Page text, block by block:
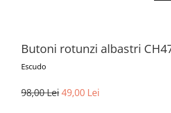
Butoni rotunzi albastri
Escudo
98,00 Lei49,00 Lei